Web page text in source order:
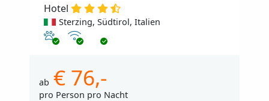
Hotel
Sterzing, Südtirol, Italien
Haustiere erlaubt
Internet
ab € 76,-
pro Person pro Nacht